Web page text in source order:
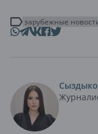
зарубежные